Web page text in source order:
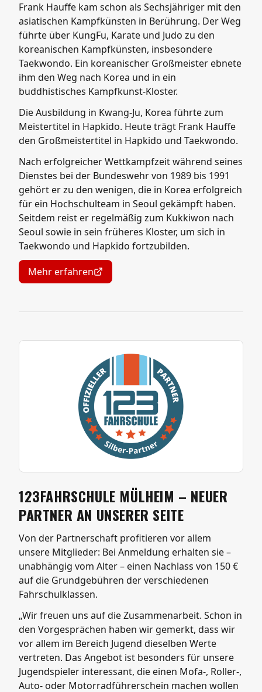
Frank Hauffe kam schon als Sechsjähriger mit den
asiatischen Kampfkünsten in Berührung. Der Weg
führte über KungFu, Karate und Judo zu den
koreanischen Kampfkünsten, insbesondere
Taekwondo. Ein koreanischer Großmeister ebnete
ihm den Weg nach Korea und in ein
buddhistisches Kampfkunst-Kloster.
Die Ausbildung in Kwang-Ju, Korea führte zum
Meistertitel in Hapkido. Heute trägt Frank Hauffe
den Großmeistertitel in Hapkido und Taekwondo.
Nach erfolgreicher Wettkampfzeit während seines
Dienstes bei der Bundeswehr von 1989 bis 1991
gehört er zu den wenigen, die in Korea erfolgreich
für ein Hochschulteam in Seoul gekämpft haben.
Seitdem reist er regelmäßig zum Kukkiwon nach
Seoul sowie in sein früheres Kloster, um sich in
Taekwondo und Hapkido fortzubilden.
Mehr erfahren
123FAHRSCHULE MÜLHEIM – NEUER
PARTNER AN UNSERER SEITE
Von der Partnerschaft profitieren vor allem
unsere Mitglieder: Bei Anmeldung erhalten sie –
unabhängig vom Alter – einen Nachlass von 150 €
auf die Grundgebühren der verschiedenen
Fahrschulklassen.
„Wir freuen uns auf die Zusammenarbeit. Schon in
den Vorgesprächen haben wir gemerkt, dass wir
vor allem im Bereich Jugend dieselben Werte
vertreten. Das Angebot ist besonders für unsere
Jugendspieler interessant, die einen Mofa-, Roller-,
Auto- oder Motorradführerschein machen wollen